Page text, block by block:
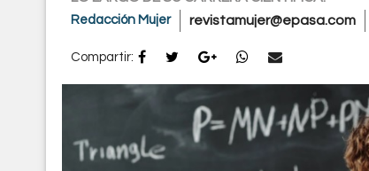
Redacción Mujer revistamujer@epasa.com
Compartir: